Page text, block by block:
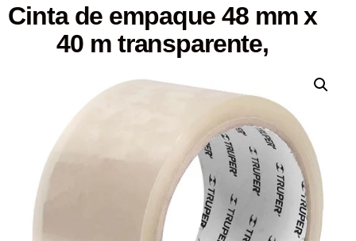
Cinta de empaque 48 mm x
40 m transparente,